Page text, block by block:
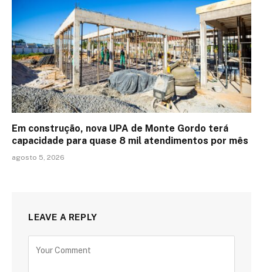
Em construção, nova UPA de Monte Gordo terá
capacidade para quase 8 mil atendimentos por mês
agosto 5, 2026
LEAVE A REPLY